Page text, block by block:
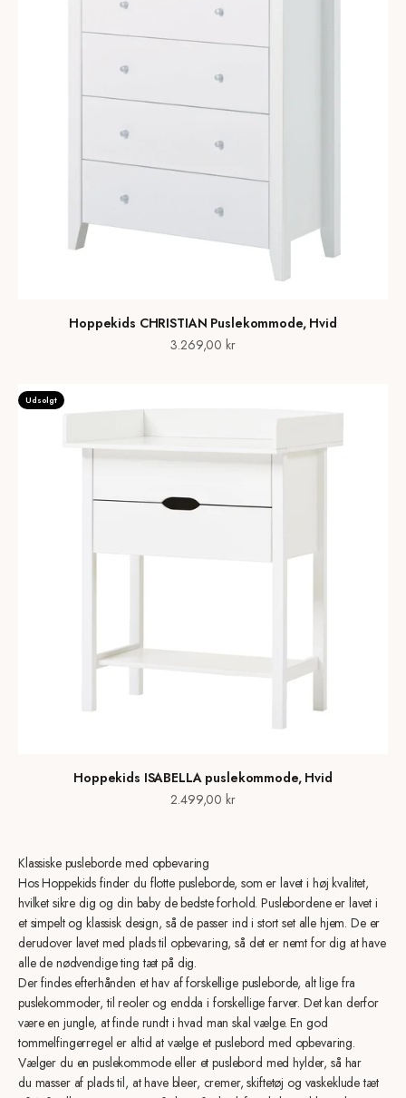
Hoppekids CHRISTIAN Puslekommode, Hvid
Salgspris
3.269,00 kr
Udsolgt
Hoppekids ISABELLA puslekommode, Hvid
Salgspris
2.499,00 kr
Klassiske pusleborde med opbevaring
Hos Hoppekids finder du flotte pusleborde, som er lavet i høj kvalitet,
hvilket sikre dig og din baby de bedste forhold. Puslebordene er lavet i
et simpelt og klassisk design, så de passer ind i stort set alle hjem. De er
derudover lavet med plads til opbevaring, så det er nemt for dig at have
alle de nødvendige ting tæt på dig.
Der findes efterhånden et hav af forskellige pusleborde, alt lige fra
puslekommoder, til reoler og endda i forskellige farver. Det kan derfor
være en jungle, at finde rundt i hvad man skal vælge. En god
tommelfingerregel er altid at vælge et puslebord med opbevaring.
Vælger du en puslekommode eller et puslebord med hylder, så har
du masser af plads til, at have bleer, cremer, skiftetøj og vaskeklude tæt